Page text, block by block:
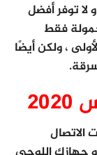
لا توفر أفضل
فقط
، ولكن أيضًا
الاتصال